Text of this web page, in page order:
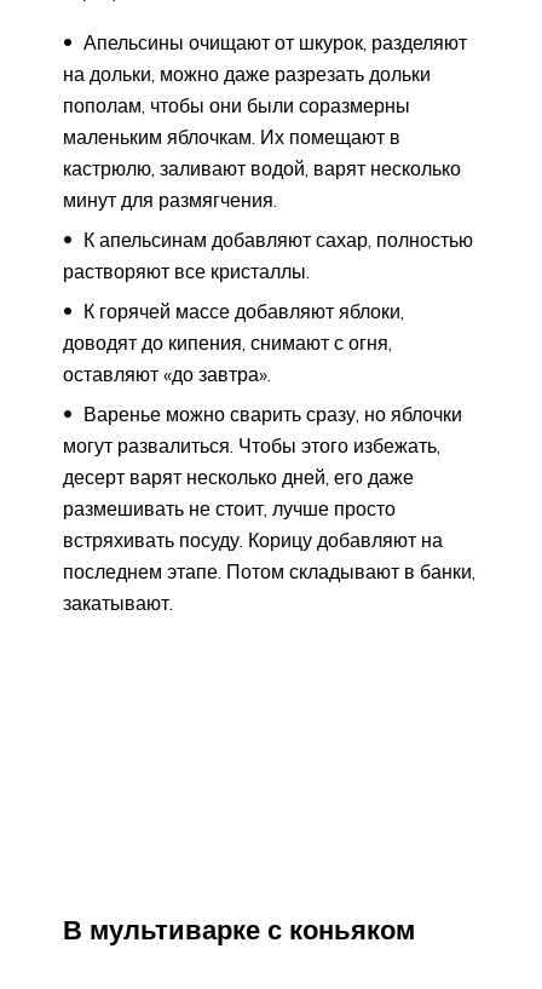
Апельсины очищают от шкурок, разделяют
на дольки, можно даже разрезать дольки
пополам, чтобы они были соразмерны
маленьким яблочкам. Их помещают в
кастрюлю, заливают водой, варят несколько
минут для размягчения.
К апельсинам добавляют сахар, полностью
растворяют все кристаллы.
К горячей массе добавляют яблоки,
доводят до кипения, снимают с огня,
оставляют «до завтра».
Варенье можно сварить сразу, но яблочки
могут развалиться. Чтобы этого избежать,
десерт варят несколько дней, его даже
размешивать не стоит, лучше просто
встряхивать посуду. Корицу добавляют на
последнем этапе. Потом складывают в банки,
закатывают.
В мультиварке с коньяком